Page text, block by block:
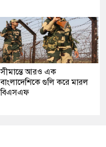
সীমান্তে আরও এক
বাংলাদেশিকে গুলি করে মারল
বিএসএফ